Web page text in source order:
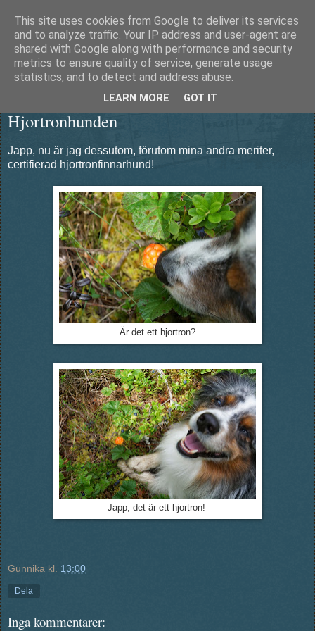
Äventyrshunden Diesel
Hjortronhunden
Japp, nu är jag dessutom, förutom mina andra meriter,
certifierad hjortronfinnarhund!
Är det ett hjortron?
Japp, det är ett hjortron!
Gunnika kl. 13:00
Dela
Inga kommentarer:
This site uses cookies from Google to deliver its services
and to analyze traffic. Your IP address and user-agent are
shared with Google along with performance and security
metrics to ensure quality of service, generate usage
statistics, and to detect and address abuse.
LEARN MORE GOT IT